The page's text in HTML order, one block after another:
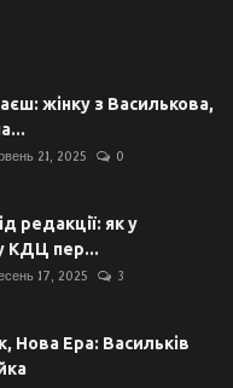
жінку з Василькова,
21, 2025 0
редакції: як у
КДЦ пер...
17, 2025 3
Нова Ера: Васильків